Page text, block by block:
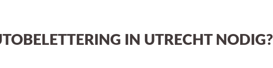
IN UTRECHT NODIG?